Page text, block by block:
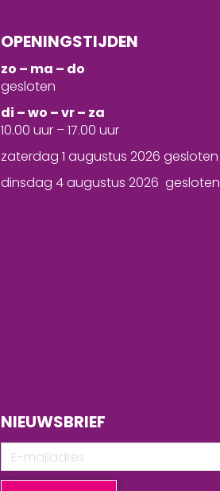
OPENINGSTIJDEN
zo – ma – do
gesloten
di – wo – vr – za
10.00 uur – 17.00 uur
zaterdag 1 augustus 2026 gesloten
dinsdag 4 augustus 2026 gesloten
NIEUWSBRIEF